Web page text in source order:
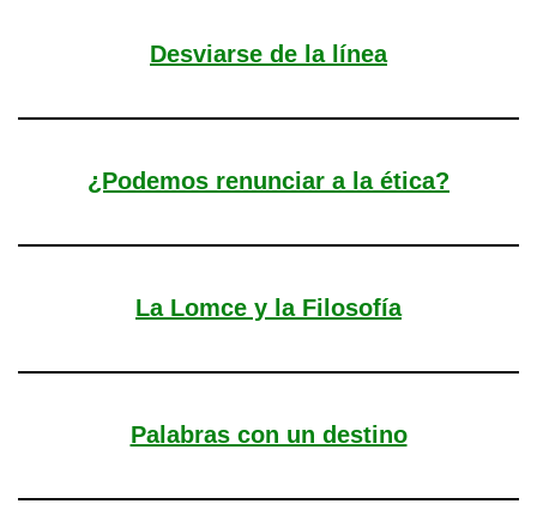
Desviarse de la línea
¿Podemos renunciar a la ética?
La Lomce y la Filosofía
Palabras con un destino